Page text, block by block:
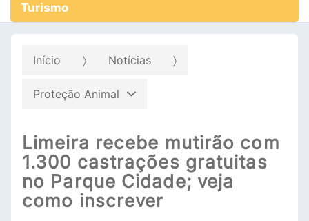
Turismo
Início Notícias
Proteção Animal
Limeira recebe mutirão com
1.300 castrações gratuitas
no Parque Cidade; veja
como inscrever